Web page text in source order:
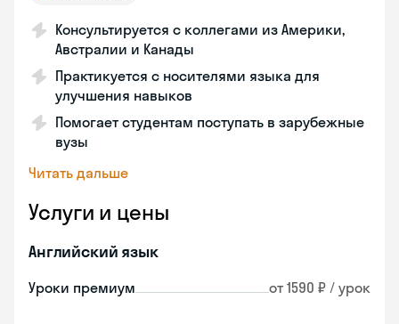
Консультируется с коллегами из Америки,
Австралии и Канады
Практикуется с носителями языка для
улучшения навыков
Помогает студентам поступать в зарубежные
вузы
Читать дальше
Услуги и цены
Английский язык
Уроки премиум от 1590 ₽ / урок